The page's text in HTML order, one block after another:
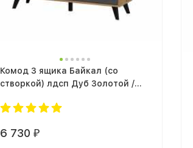
Комод 3 ящика Байкал (со
створкой) лдсп Дуб Золотой /
6 730 ₽